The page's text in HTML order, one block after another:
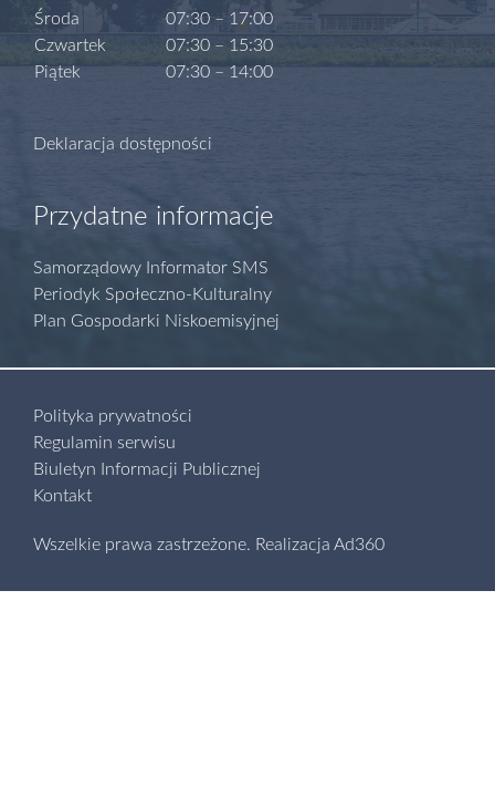
Środa
Czwartek
Piątek
07:30 – 17:00
07:30 – 15:30
07:30 – 14:00
Deklaracja dostępności
Przydatne informacje
Samorządowy Informator SMS
Periodyk Społeczno-Kulturalny
Plan Gospodarki Niskoemisyjnej
Polityka prywatności
Regulamin serwisu
Biuletyn Informacji Publicznej
Kontakt
Wszelkie prawa zastrzeżone. Realizacja Ad360